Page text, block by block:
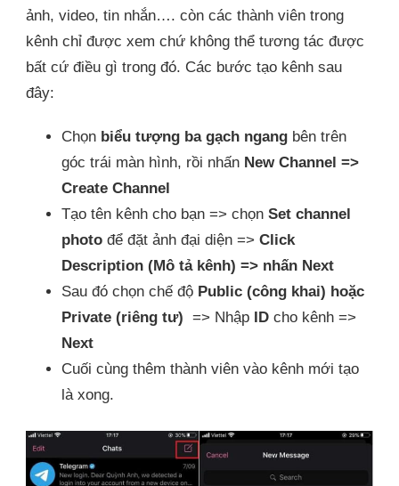
ảnh, video, tin nhắn…. còn các thành viên trong
kênh chỉ được xem chứ không thể tương tác được
bất cứ điều gì trong đó. Các bước tạo kênh sau
đây:
Chọn biểu tượng ba gạch ngang bên trên
góc trái màn hình, rồi nhấn New Channel =>
Create Channel
Tạo tên kênh cho bạn => chọn Set channel
photo để đặt ảnh đại diện => Click
Description (Mô tả kênh) => nhấn Next
Sau đó chọn chế độ Public (công khai) hoặc
Private (riêng tư) => Nhập ID cho kênh =>
Next
Cuối cùng thêm thành viên vào kênh mới tạo
là xong.